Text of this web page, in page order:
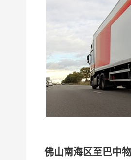
佛山南海区至巴中